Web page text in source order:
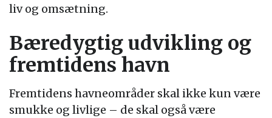
liv og omsætning.
Bæredygtig udvikling og
fremtidens havn
Fremtidens havneområder skal ikke kun være
smukke og livlige – de skal også være